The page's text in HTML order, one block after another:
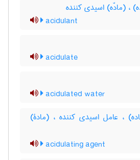
، (مادّه) اسیدی کننده
acidulant
acidulate
acidulated water
، عامل اسیدی کننده ، (مادة)
acidulating agent